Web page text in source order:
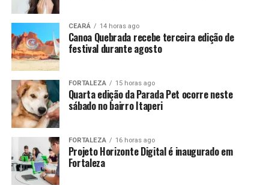
CEARÁ 14 horas ago
Canoa Quebrada recebe terceira edição de
festival durante agosto
FORTALEZA 15 horas ago
Quarta edição da Parada Pet ocorre neste
sábado no bairro Itaperi
FORTALEZA 16 horas ago
Projeto Horizonte Digital é inaugurado em
Fortaleza